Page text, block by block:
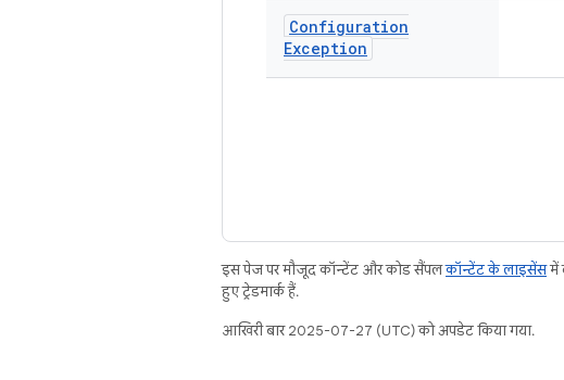
Configuration
Exception
इस पेज पर मौजूद कॉन्टेंट और कोड सैंपलकॉन्टेंट के लाइसेंसमें
हुए ट्रेडमार्क हैं.
आखिरी बार 2025-07-27 (UTC) को अपडेट किया गया.